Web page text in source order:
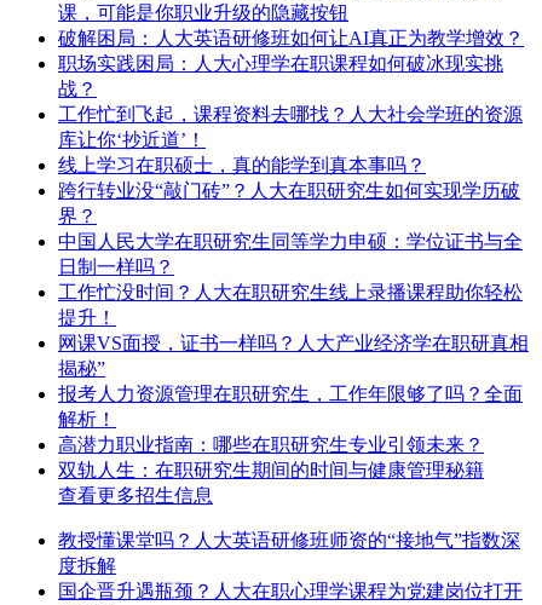
课，可能是你职业升级的隐藏按钮
破解困局：人大英语研修班如何让AI真正为教学增效？
职场实践困局：人大心理学在职课程如何破冰现实挑
战？
工作忙到飞起，课程资料去哪找？人大社会学班的资源
库让你‘抄近道’！
线上学习在职硕士，真的能学到真本事吗？
跨行转业没“敲门砖”？人大在职研究生如何实现学历破
界？
中国人民大学在职研究生同等学力申硕：学位证书与全
日制一样吗？
工作忙没时间？人大在职研究生线上录播课程助你轻松
提升！
网课VS面授，证书一样吗？人大产业经济学在职研真相
揭秘”
报考人力资源管理在职研究生，工作年限够了吗？全面
解析！
高潜力职业指南：哪些在职研究生专业引领未来？
双轨人生：在职研究生期间的时间与健康管理秘籍
查看更多招生信息
教授懂课堂吗？人大英语研修班师资的“接地气”指数深
度拆解
国企晋升遇瓶颈？人大在职心理学课程为党建岗位打开